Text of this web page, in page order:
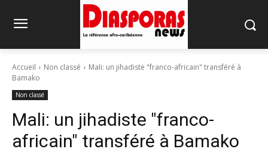
Accueil Non classé
Mali: un jihadiste "franco-africain" transféré à
Bamako
Non classé
Mali: un jihadiste "franco-
africain" transféré à Bamako